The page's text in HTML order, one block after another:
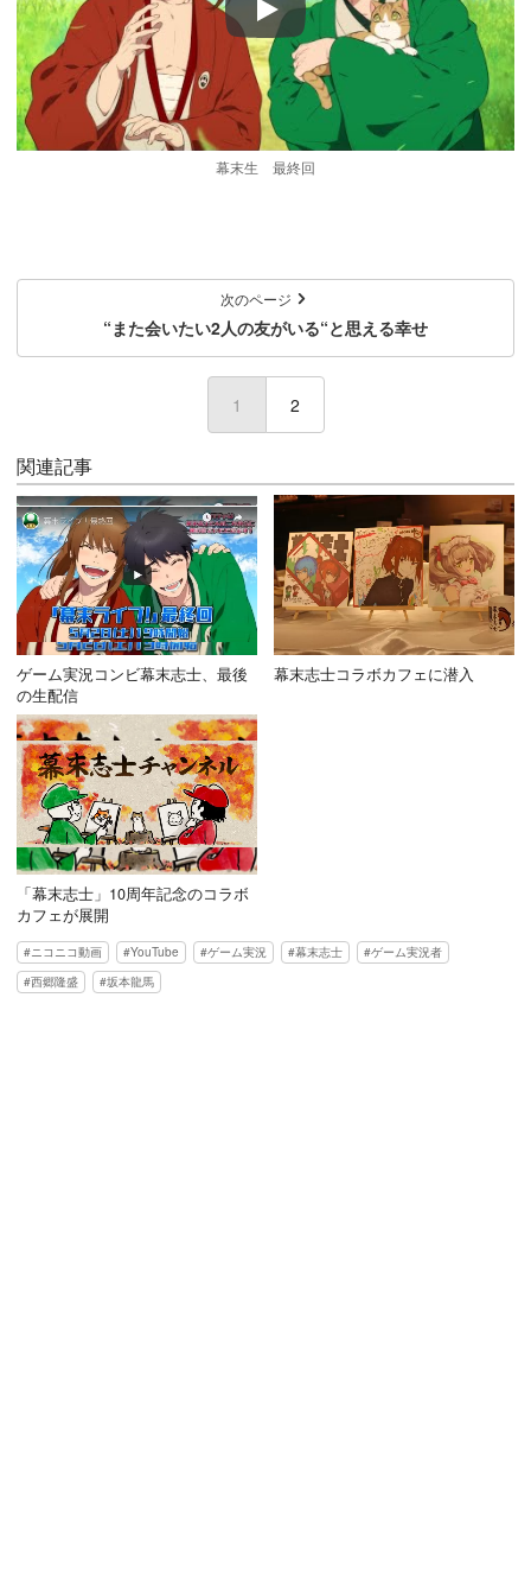
Play
幕末生 最終回
次のページ
“また会いたい2人の友がいる“と思える幸せ
1 (current)
2
関連記事
ゲーム実況コンビ幕末志士、最後
の生配信
幕末志士コラボカフェに潜入
「幕末志士」10周年記念のコラボ
カフェが展開
ニコニコ動画 YouTube ゲーム実況 幕末志士
ゲーム実況者
西郷隆盛
坂本龍馬